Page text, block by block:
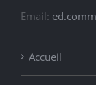
Email:
Accueil